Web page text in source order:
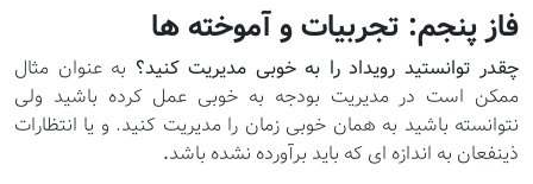
فاز پنجم: تجربیات و آموخته ها
چقدر توانستید رویداد را به خوبی مدیریت کنید؟ به عنوان مثال
ممکن است در مدیریت بودجه به خوبی عمل کرده باشید ولی
نتوانسته باشید به همان خوبی زمان را مدیریت کنید. و یا انتظارات
ذینفعان به اندازه ای که باید برآورده نشده باشد.